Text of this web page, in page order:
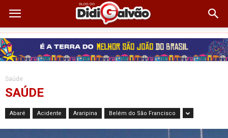
Saúde
SAÚDE
Abaré Acidente Araripina Belém do São Francisco